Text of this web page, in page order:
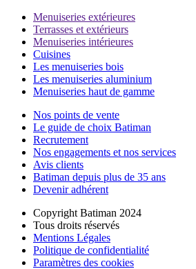
Menuiseries extérieures
Terrasses et extérieurs
Menuiseries intérieures
Cuisines
Les menuiseries bois
Les menuiseries aluminium
Menuiseries haut de gamme
Nos points de vente
Le guide de choix Batiman
Recrutement
Nos engagements et nos services
Avis clients
Batiman depuis plus de 35 ans
Devenir adhérent
Copyright Batiman 2024
Tous droits réservés
Mentions Légales
Politique de confidentialité
Paramètres des cookies